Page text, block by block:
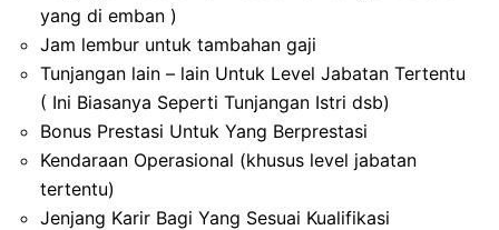
yang di emban )
Jam lembur untuk tambahan gaji
Tunjangan lain – lain Untuk Level Jabatan Tertentu
( Ini Biasanya Seperti Tunjangan Istri dsb)
Bonus Prestasi Untuk Yang Berprestasi
Kendaraan Operasional (khusus level jabatan
tertentu)
Jenjang Karir Bagi Yang Sesuai Kualifikasi